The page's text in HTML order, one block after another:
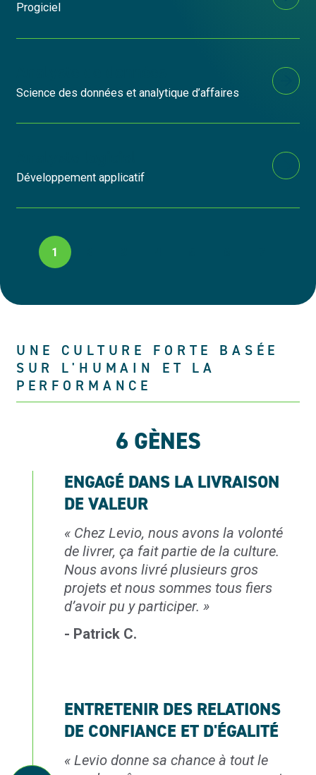
Progiciel
Science des données et analytique d’affaires
Développement applicatif
PAGINATION
1
UNE CULTURE FORTE BASÉE
SUR L'HUMAIN ET LA
PERFORMANCE
6 GÈNES
ENGAGÉ DANS LA LIVRAISON
DE VALEUR
« Chez Levio, nous avons la volonté
de livrer, ça fait partie de la culture.
Nous avons livré plusieurs gros
projets et nous sommes tous fiers
d’avoir pu y participer. »
- Patrick C.
ENTRETENIR DES RELATIONS
DE CONFIANCE ET D'ÉGALITÉ
« Levio donne sa chance à tout le